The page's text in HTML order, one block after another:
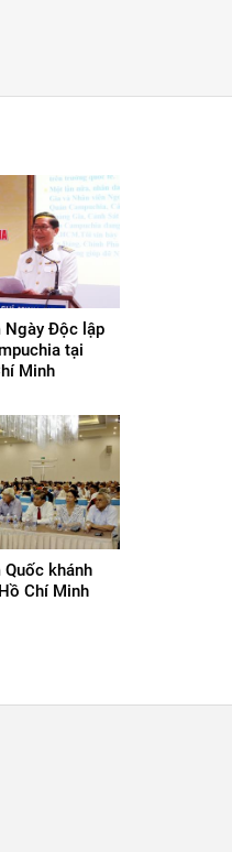
Ngày Độc lập
tại
Minh
khánh
Chí Minh